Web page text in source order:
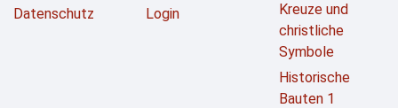
Datenschutz
Login
Kreuze und
christliche
Symbole
Historische
Bauten 1